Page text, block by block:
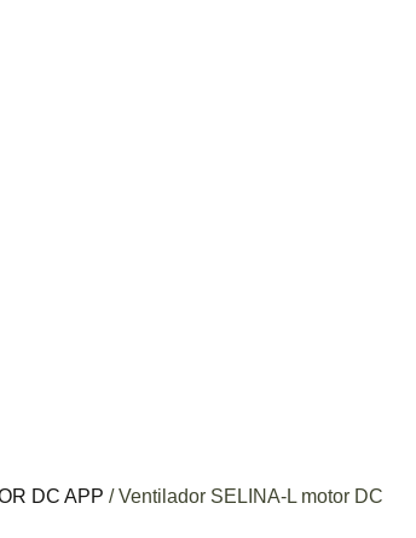
DC APP / Ventilador SELINA-L motor DC